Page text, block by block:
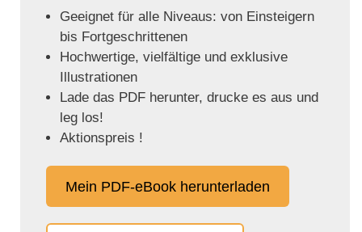
Geeignet für alle Niveaus: von Einsteigern
bis Fortgeschrittenen
Hochwertige, vielfältige und exklusive
Illustrationen
Lade das PDF herunter, drucke es aus und
leg los!
Aktionspreis !
Mein PDF-eBook herunterladen